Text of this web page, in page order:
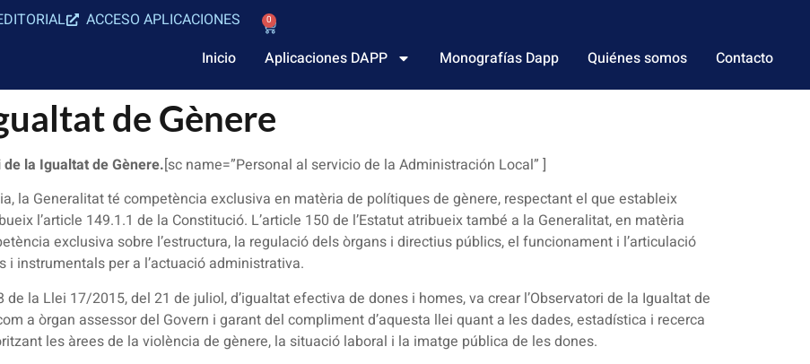
ACCESO APLICACIONES 0
Inicio Aplicaciones DAPP Monografías Dapp Quiénes somos Contacto
de Gènere
de la Igualtat de Gènere.[sc name=”Personal al servicio de la Administración Local” ]
la Generalitat té competència exclusiva en matèria de polítiques de gènere, respectant el que estableix
l’article 149.1.1 de la Constitució. L’article 150 de l’Estatut atribueix també a la Generalitat, en matèria
exclusiva sobre l’estructura, la regulació dels òrgans i directius públics, el funcionament i l’articulació
instrumentals per a l’actuació administrativa.
de la Llei 17/2015, del 21 de juliol, d’igualtat efectiva de dones i homes, va crear l’Observatori de la Igualtat de
a òrgan assessor del Govern i garant del compliment d’aquesta llei quant a les dades, estadística i recerca
les àrees de la violència de gènere, la situació laboral i la imatge pública de les dones.